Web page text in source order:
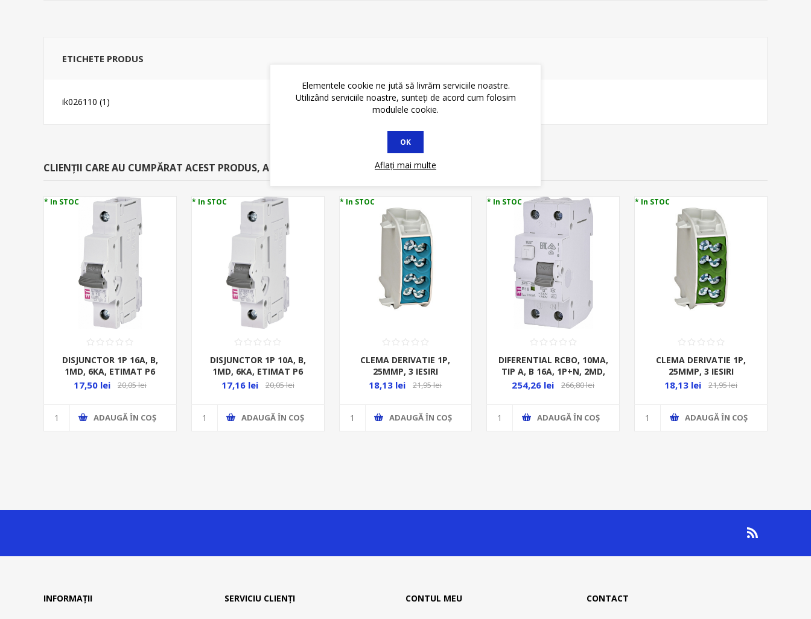
ETICHETE PRODUS
ik026110 (1)
CLIENȚII CARE AU CUMPĂRAT ACEST PRODUS, AU MAI CUMPĂRAT
* In STOC
DISJUNCTOR 1P 16A, B,
1MD, 6KA, ETIMAT P6
17,50 lei 20,05 lei
ADAUGĂ ȊN COŞ
* In STOC
DISJUNCTOR 1P 10A, B,
1MD, 6KA, ETIMAT P6
17,16 lei 20,05 lei
ADAUGĂ ȊN COŞ
* In STOC
CLEMA DERIVATIE 1P,
25MMP, 3 IESIRI
(1*25+2*16)MMP, CUPRU,
18,13 lei 21,95 lei
ADAUGĂ ȊN COŞ
* In STOC
DIFERENTIAL RCBO, 10MA,
TIP A, B 16A, 1P+N, 2MD,
10KA,
254,26 lei 266,80 lei
ADAUGĂ ȊN COŞ
* In STOC
CLEMA DERIVATIE 1P,
25MMP, 3 IESIRI
(1*25+2*16)MMP, CUPRU,
18,13 lei 21,95 lei
ADAUGĂ ȊN COŞ
INFORMAȚII SERVICIU CLIENȚI CONTUL MEU CONTACT
Elementele cookie ne jută să livrăm serviciile noastre.
Utilizând serviciile noastre, sunteți de acord cum folosim
modulele cookie.
OK
Aflați mai multe